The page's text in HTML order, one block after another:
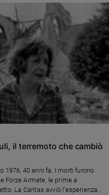
il terremoto che cambiò
1976, 40 anni fa. I morti furono
Forze Armate, le prime a
La Caritas avviò l'esperienza